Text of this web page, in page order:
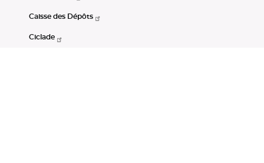
Caisse des Dépôts
Ciclade